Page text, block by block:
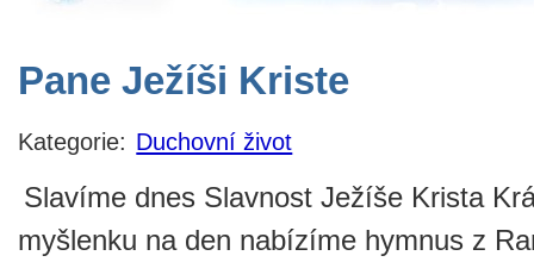
Pane Ježíši Kriste
Kategorie: Duchovní život
Slavíme dnes Slavnost Ježíše Krista
myšlenku na den nabízíme hymnus z